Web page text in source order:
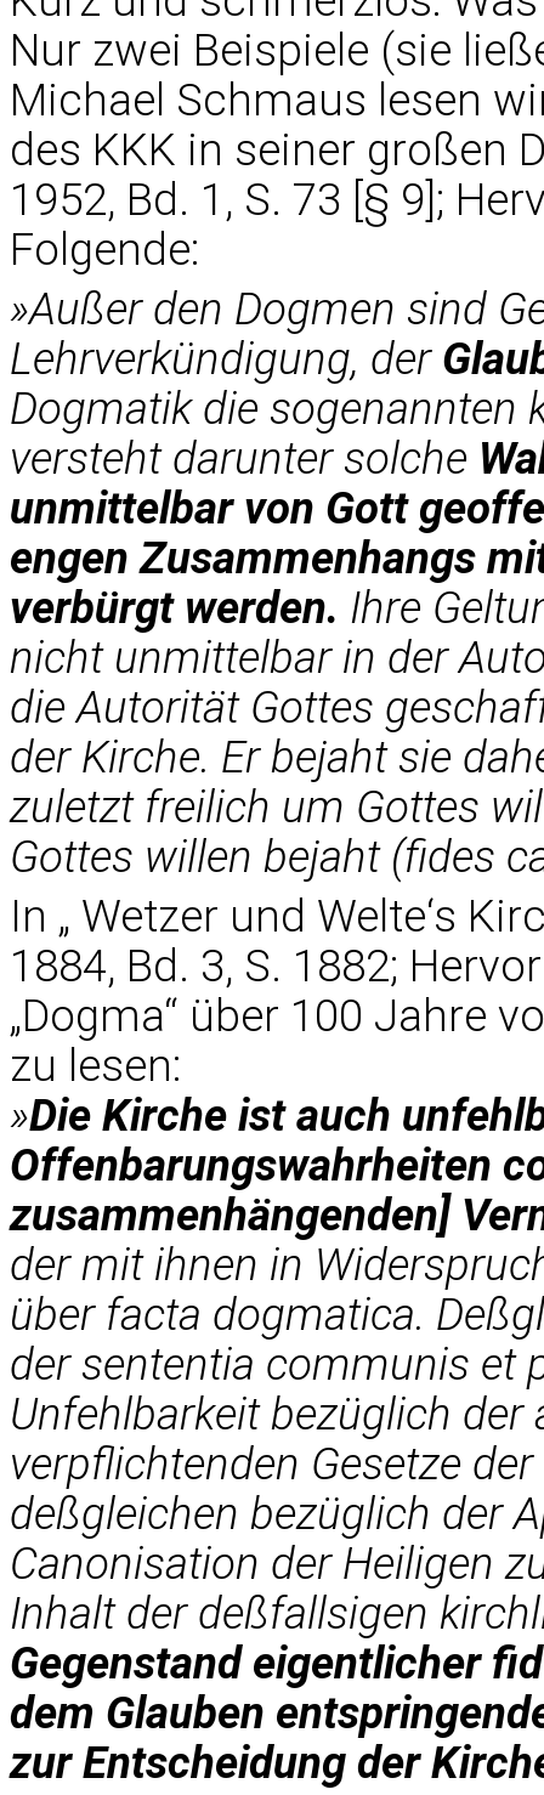
Nur zwei Beispiele (sie
Michael Schmaus lesen
des KKK in seiner großen
1952, Bd. 1, S. 73 [§ 9];
Folgende:
»Außer den Dogmen sind
Lehrverkündigung, der
Dogmatik die sogenannten
versteht darunter solche
unmittelbar von Gott
engen Zusammenhangs
verbürgt werden. Ihre
nicht unmittelbar in der
die Autorität Gottes
der Kirche. Er bejaht sie
zuletzt freilich um Gottes
Gottes willen bejaht (fides
In „ Wetzer und Welte‘s
1884, Bd. 3, S. 1882;
„Dogma“ über 100 Jahre
zu lesen:
»Die Kirche ist auch
Offenbarungswahrheiten
zusammenhängenden]
der mit ihnen in
über facta dogmatica.
der sententia communis et
Unfehlbarkeit bezüglich der
verpflichtenden Gesetze
deßgleichen bezüglich der
Canonisation der Heiligen
Inhalt der deßfallsigen
Gegenstand eigentlicher
dem Glauben
zur Entscheidung der